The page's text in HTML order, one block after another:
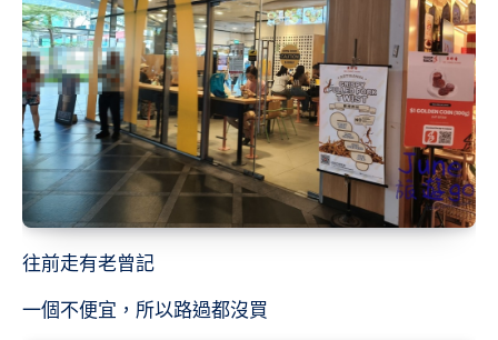
往前走有老曾記
一個不便宜，所以路過都沒買